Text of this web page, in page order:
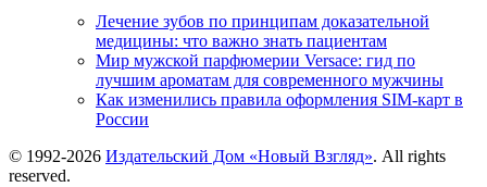
Лечение зубов по принципам доказательной
медицины: что важно знать пациентам
Мир мужской парфюмерии Versace: гид по
лучшим ароматам для современного мужчины
Как изменились правила оформления SIM-карт в
России
© 1992-2026 Издательский Дом «Новый Взгляд». All rights
reserved.